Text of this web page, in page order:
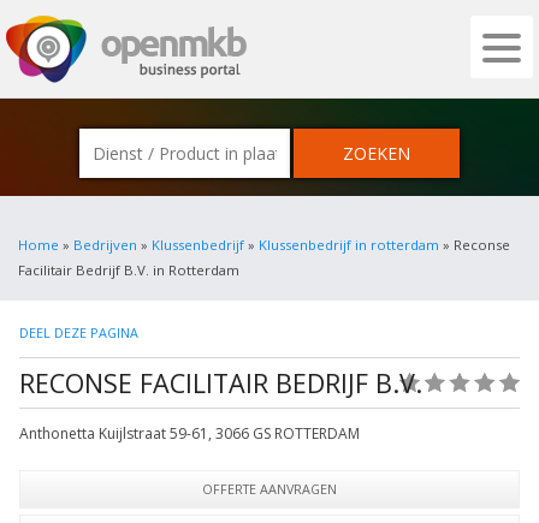
OPENMKB - DE ZAKELIJKE PORTAL
Home » Bedrijven » Klussenbedrijf » Klussenbedrijf in rotterdam » Reconse
Facilitair Bedrijf B.V. in Rotterdam
DEEL DEZE PAGINA
RECONSE FACILITAIR BEDRIJF B.V.
Anthonetta Kuijlstraat 59-61 , 3066 GS ROTTERDAM
OFFERTE AANVRAGEN